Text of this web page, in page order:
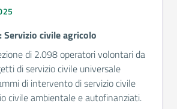
civile agricolo
di 2.098 operatori volontari da
di servizio civile universale
di intervento di servizio civile
civile ambientale e autofinanziati.